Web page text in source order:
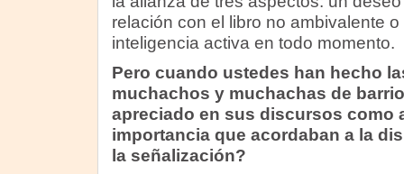
relación con el libro no ambivalente
inteligencia activa en todo momento.
Pero cuando ustedes han hecho
muchachos y muchachas de
apreciado en sus discursos como
importancia que acordaban a la
la señalización?